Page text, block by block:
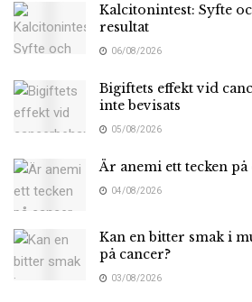
Kalcitonintest: Syfte
resultat
06/08/2026
Bigiftets effekt vid
inte bevisats
05/08/2026
Är anemi ett tecken
04/08/2026
Kan en bitter smak i
på cancer?
03/08/2026